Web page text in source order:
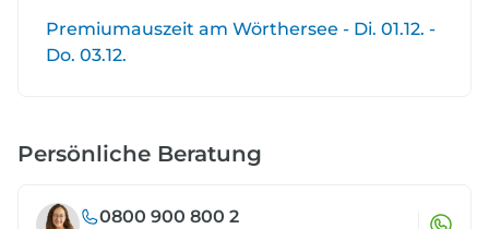
Premiumauszeit am Wörthersee - Di. 01.12. -
Do. 03.12.
Persönliche Beratung
0800 900 800 2